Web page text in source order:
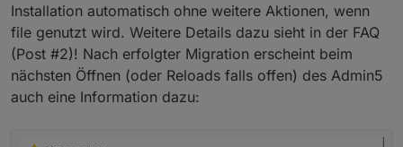
Installation automatisch ohne weitere Aktionen, wenn
file genutzt wird. Weitere Details dazu sieht in der FAQ
(Post #2)! Nach erfolgter Migration erscheint beim
nächsten Öffnen (oder Reloads falls offen) des Admin5
auch eine Information dazu: